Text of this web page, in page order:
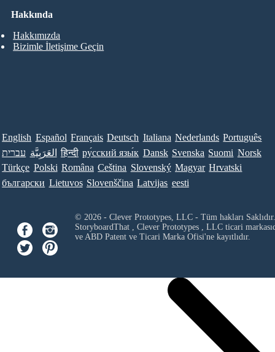
Hakkında
Hakkımızda
Bizimle İletişime Geçin
English Español Français Deutsch Italiana Nederlands Português
עברית العَرَبِيَّة हिन्दी ру́сский язы́к Dansk Svenska Suomi Norsk
Türkçe Polski Româna Ceština Slovenský Magyar Hrvatski
български Lietuvos Slovenščina Latvijas eesti
© 2026 - Clever Prototypes, LLC - Tüm hakları Saklıdır.
StoryboardThat , Clever Prototypes , LLCticari
ve ABD Patent ve Ticari Marka Ofisi'ne kayıtlıdır.